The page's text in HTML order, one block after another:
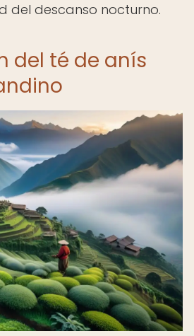
del descanso nocturno.
del té de anís